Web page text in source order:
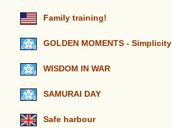
Family training!
GOLDEN MOMENTS - Simplicity
WISDOM IN WAR
SAMURAI DAY
Safe harbour